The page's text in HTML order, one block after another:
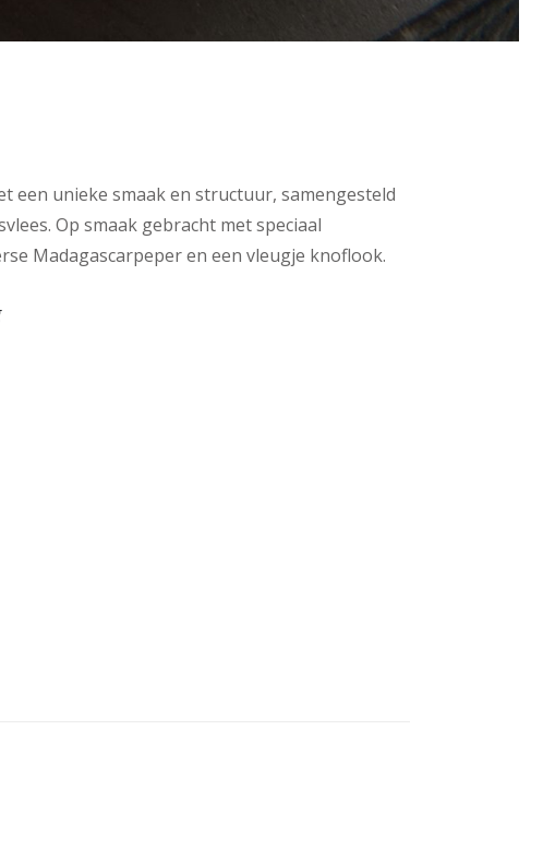
een unieke smaak en structuur, samengesteld
Op smaak gebracht met speciaal
Madagascarpeper en een vleugje knoflook.